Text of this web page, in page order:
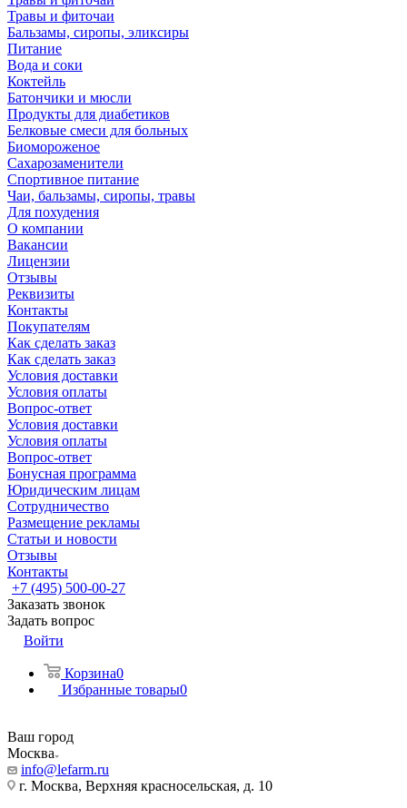
Травы и фиточаи
Бальзамы, сиропы, эликсиры
Питание
Вода и соки
Коктейль
Батончики и мюсли
Продукты для диабетиков
Белковые смеси для больных
Биомороженое
Сахарозаменители
Спортивное питание
Чаи, бальзамы, сиропы, травы
Для похудения
О компании
Вакансии
Лицензии
Отзывы
Реквизиты
Контакты
Покупателям
Как сделать заказ
Как сделать заказ
Условия доставки
Условия оплаты
Вопрос-ответ
Условия доставки
Условия оплаты
Вопрос-ответ
Бонусная программа
Юридическим лицам
Сотрудничество
Размещение рекламы
Статьи и новости
Отзывы
Контакты
+7 (495) 500-00-27
Заказать звонок
Задать вопрос
Войти
Корзина0
Избранные товары0
Ваш город
Москва
info@lefarm.ru
г. Москва, Верхняя красносельская, д. 10